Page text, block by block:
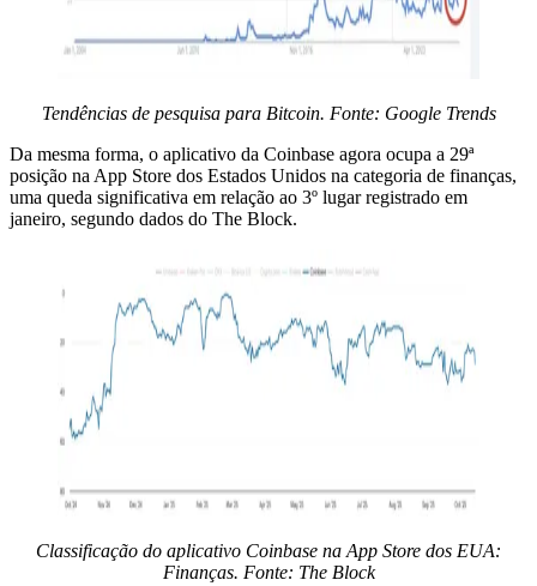
Tendências de pesquisa para Bitcoin. Fonte: Google Trends
Da mesma forma, o aplicativo da Coinbase agora ocupa a 29ª
posição na App Store dos Estados Unidos na categoria de finanças,
uma queda significativa em relação ao 3º lugar registrado em
janeiro, segundo dados do The Block.
Classificação do aplicativo Coinbase na App Store dos EUA:
Finanças. Fonte: The Block